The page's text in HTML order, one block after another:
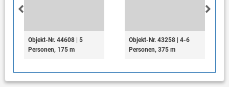
Objekt-Nr. 44608 | 5
Personen, 175 m
Objekt-Nr. 43258 | 4-6
Personen, 375 m